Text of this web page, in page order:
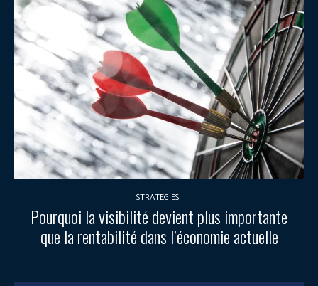
STRATEGIES
Pourquoi la visibilité devient plus importante
que la rentabilité dans l’économie actuelle